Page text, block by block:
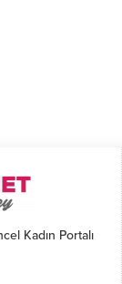
Kadın Portalı